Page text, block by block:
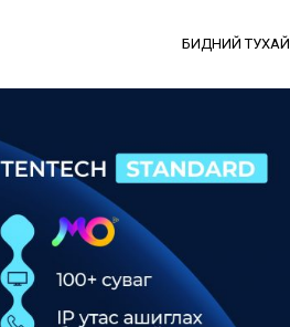
БИДНИЙ ТУХАЙ